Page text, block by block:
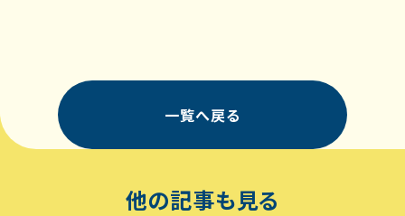
一覧へ戻る
他の記事も見る